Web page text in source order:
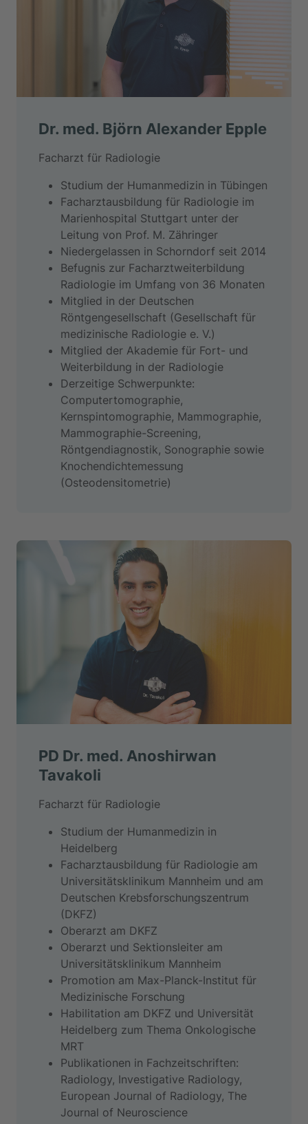
Dr. med. Björn Alexander Epple
Facharzt für Radiologie
Studium der Humanmedizin in Tübingen
Facharztausbildung für Radiologie im
Marienhospital Stuttgart unter der
Leitung von Prof. M. Zähringer
Niedergelassen in Schorndorf seit 2014
Befugnis zur Facharztweiterbildung
Radiologie im Umfang von 36 Monaten
Mitglied in der Deutschen
Röntgengesellschaft (Gesellschaft für
medizinische Radiologie e. V.)
Mitglied der Akademie für Fort- und
Weiterbildung in der Radiologie
Derzeitige Schwerpunkte:
Computertomographie,
Kernspintomographie, Mammographie,
Mammographie-Screening,
Röntgendiagnostik, Sonographie sowie
Knochendichtemessung
(Osteodensitometrie)
PD Dr. med. Anoshirwan
Tavakoli
Facharzt für Radiologie
Studium der Humanmedizin in
Heidelberg
Facharztausbildung für Radiologie am
Universitätsklinikum Mannheim und am
Deutschen Krebsforschungszentrum
(DKFZ)
Oberarzt am DKFZ
Oberarzt und Sektionsleiter am
Universitätsklinikum Mannheim
Promotion am Max-Planck-Institut für
Medizinische Forschung
Habilitation am DKFZ und Universität
Heidelberg zum Thema Onkologische
MRT
Publikationen in Fachzeitschriften:
Radiology, Investigative Radiology,
European Journal of Radiology, The
Journal of Neuroscience